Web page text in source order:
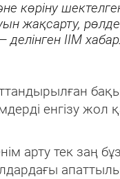
жақсарту,
ІІМ
енгізу жол
арту тек заң